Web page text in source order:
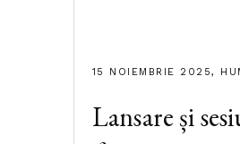
15 NOIEMBRIE 2025,
Lansare și